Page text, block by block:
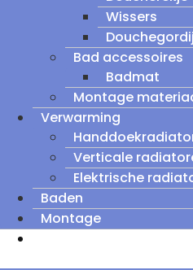
Wissers
Bad accessoires
Badmat
Montage
Verwarming
Verticale
Elektrische
Baden
Montage